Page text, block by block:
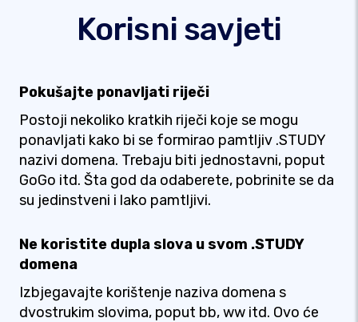
Korisni savjeti
Pokušajte ponavljati riječi
Postoji nekoliko kratkih riječi koje se mogu
ponavljati kako bi se formirao pamtljiv .STUDY
nazivi domena. Trebaju biti jednostavni, poput
GoGo itd. Šta god da odaberete, pobrinite se da
su jedinstveni i lako pamtljivi.
Ne koristite dupla slova u svom .STUDY
domena
Izbjegavajte korištenje naziva domena s
dvostrukim slovima, poput bb, ww itd. Ovo će